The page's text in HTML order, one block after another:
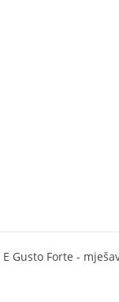
E Gusto Forte -